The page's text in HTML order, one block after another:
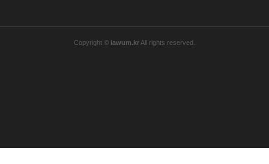
Copyright © lawum.krAll rights reserved.